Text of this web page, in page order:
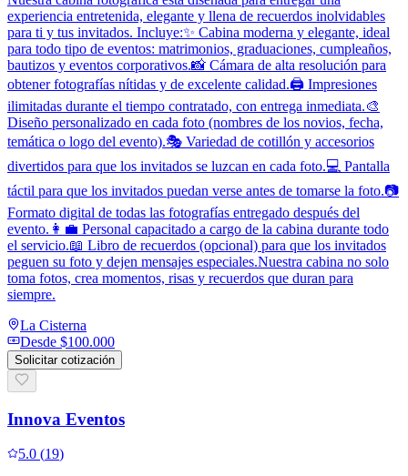
experiencia entretenida, elegante y llena de recuerdos inolvidables
para ti y tus invitados. Incluye:✨ Cabina moderna y elegante, ideal
para todo tipo de eventos: matrimonios, graduaciones, cumpleaños,
bautizos y eventos corporativos.📸 Cámara de alta resolución para
obtener fotografías nítidas y de excelente calidad.🖨️ Impresiones
ilimitadas durante el tiempo contratado, con entrega inmediata.🎨
Diseño personalizado en cada foto (nombres de los novios, fecha,
temática o logo del evento).🎭 Variedad de cotillón y accesorios
divertidos para que los invitados se luzcan en cada foto.💻 Pantalla
táctil para que los invitados puedan verse antes de tomarse la foto.📷
Formato digital de todas las fotografías entregado después del
evento.👩‍💼 Personal capacitado a cargo de la cabina durante todo
el servicio.📖 Libro de recuerdos (opcional) para que los invitados
peguen su foto y dejen mensajes especiales.Nuestra cabina no solo
toma fotos, crea momentos, risas y recuerdos que duran para
siempre.
La Cisterna
Desde $100.000
Solicitar cotización
Innova Eventos
5.0 (19)